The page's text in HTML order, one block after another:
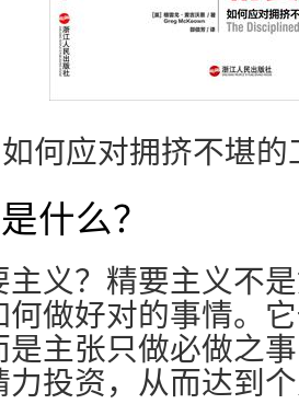
如何应对拥挤不堪
什么？
主义？精要主义不
何做好对的事情。
是主张只做必做之
力投资，从而达到